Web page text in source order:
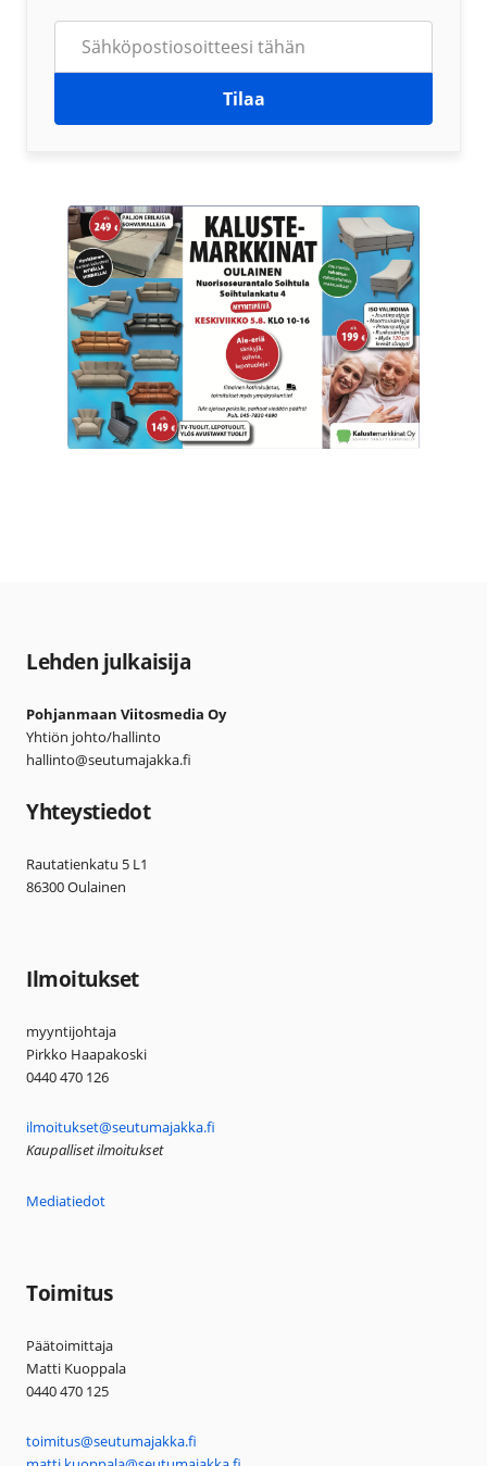
Tilaa
Lehden julkaisija
Pohjanmaan Viitosmedia Oy
Yhtiön johto/hallinto
hallinto@seutumajakka.fi
Yhteystiedot
Rautatienkatu 5 L1
86300 Oulainen
Ilmoitukset
myyntijohtaja
Pirkko Haapakoski
0440 470 126
ilmoitukset@seutumajakka.fi
Kaupalliset ilmoitukset
Mediatiedot
Toimitus
Päätoimittaja
Matti Kuoppala
0440 470 125
toimitus@seutumajakka.fi